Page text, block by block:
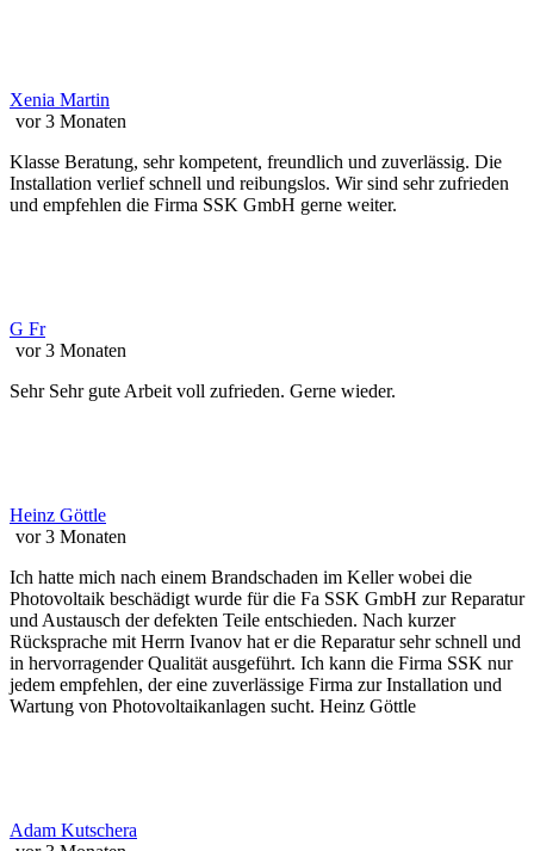
Xenia Martin
vor 3 Monaten
Klasse Beratung, sehr kompetent, freundlich und zuverlässig. Die
Installation verlief schnell und reibungslos. Wir sind sehr zufrieden
und empfehlen die Firma SSK GmbH gerne weiter.
G Fr
vor 3 Monaten
Sehr Sehr gute Arbeit voll zufrieden. Gerne wieder.
Heinz Göttle
vor 3 Monaten
Ich hatte mich nach einem Brandschaden im Keller wobei die
Photovoltaik beschädigt wurde für die Fa SSK GmbH zur Reparatur
und Austausch der defekten Teile entschieden. Nach kurzer
Rücksprache mit Herrn Ivanov hat er die Reparatur sehr schnell und
in hervorragender Qualität ausgeführt. Ich kann die Firma SSK nur
jedem empfehlen, der eine zuverlässige Firma zur Installation und
Wartung von Photovoltaikanlagen sucht. Heinz Göttle
Adam Kutschera